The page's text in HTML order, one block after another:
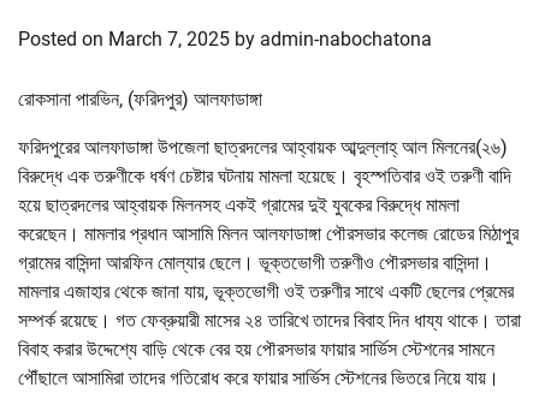
Posted on March 7, 2025 by admin-nabochatona
রোকসানা পারভিন, (ফরিদপুর) আলফাডাঙ্গা
ফরিদপুরের আলফাডাঙ্গা উপজেলা ছাত্রদলের আহ্বায়ক আব্দুল্লাহ্ আল মিলনের(২৬)
বিরুদ্ধে এক তরুণীকে ধর্ষণ চেষ্টার ঘটনায় মামলা হয়েছে। বৃহস্পতিবার ওই তরুণী বাদি
হয়ে ছাত্রদলের আহ্বায়ক মিলনসহ একই গ্রামের দুই যুবকের বিরুদ্ধে মামলা
করেছেন। মামলার প্রধান আসামি মিলন আলফাডাঙ্গা পৌরসভার কলেজ রোডের মিঠাপুর
গ্রামের বাসিন্দা আরফিন মোল্যার ছেলে। ভূক্তভোগী তরুণীও পৌরসভার বাসিন্দা।
মামলার এজাহার থেকে জানা যায়, ভূক্তভোগী ওই তরুণীর সাথে একটি ছেলের প্রেমের
সম্পর্ক রয়েছে। গত ফেব্রুয়ারী মাসের ২৪ তারিখে তাদের বিবাহ দিন ধায্য থাকে। তারা
বিবাহ করার উদ্দেশ্যে বাড়ি থেকে বের হয় পৌরসভার ফায়ার সার্ভিস স্টেশনের সামনে
পৌঁছালে আসামিরা তাদের গতিরোধ করে ফায়ার সার্ভিস স্টেশনের ভিতরে নিয়ে যায়।